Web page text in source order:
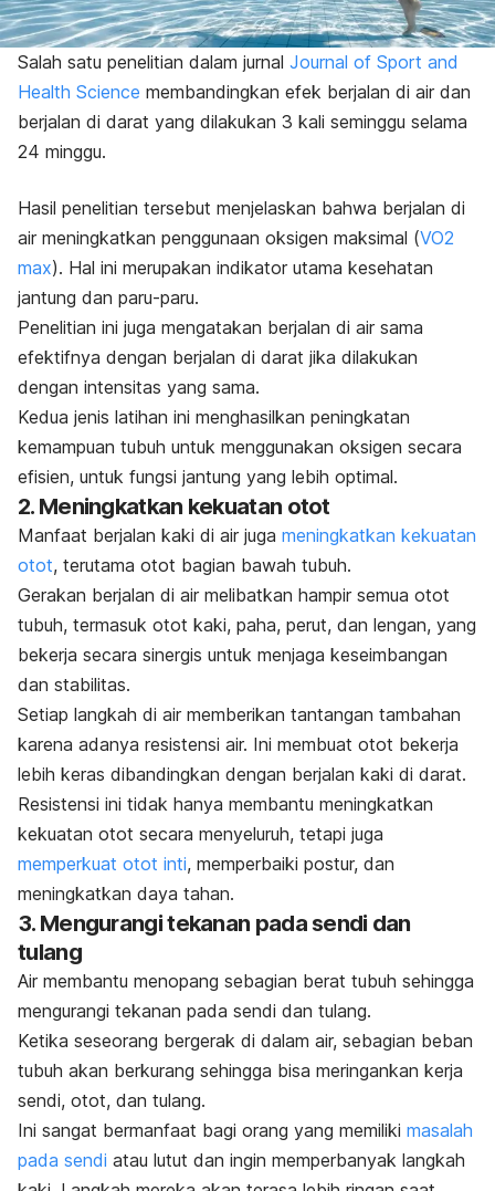
Salah satu penelitian dalam jurnal Journal of Sport and
Health Science membandingkan efek berjalan di air dan
berjalan di darat yang dilakukan 3 kali seminggu selama
24 minggu.
Hasil penelitian tersebut menjelaskan bahwa berjalan di
air meningkatkan penggunaan oksigen maksimal (VO2
max). Hal ini merupakan indikator utama kesehatan
jantung dan paru-paru.
Penelitian ini juga mengatakan berjalan di air sama
efektifnya dengan berjalan di darat jika dilakukan
dengan intensitas yang sama.
Kedua jenis latihan ini menghasilkan peningkatan
kemampuan tubuh untuk menggunakan oksigen secara
efisien, untuk fungsi jantung yang lebih optimal.
2. Meningkatkan kekuatan otot
Manfaat berjalan kaki di air juga meningkatkan kekuatan
otot, terutama otot bagian bawah tubuh.
Gerakan berjalan di air melibatkan hampir semua otot
tubuh, termasuk otot kaki, paha, perut, dan lengan, yang
bekerja secara sinergis untuk menjaga keseimbangan
dan stabilitas.
Setiap langkah di air memberikan tantangan tambahan
karena adanya resistensi air. Ini membuat otot bekerja
lebih keras dibandingkan dengan berjalan kaki di darat.
Resistensi ini tidak hanya membantu meningkatkan
kekuatan otot secara menyeluruh, tetapi juga
memperkuat otot inti, memperbaiki postur, dan
meningkatkan daya tahan.
3. Mengurangi tekanan pada sendi dan
tulang
Air membantu menopang sebagian berat tubuh sehingga
mengurangi tekanan pada sendi dan tulang.
Ketika seseorang bergerak di dalam air, sebagian beban
tubuh akan berkurang sehingga bisa meringankan kerja
sendi, otot, dan tulang.
Ini sangat bermanfaat bagi orang yang memiliki masalah
pada sendi atau lutut dan ingin memperbanyak langkah